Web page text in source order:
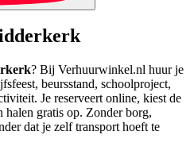
? Bij Verhuurwinkel.nl huur je
beursstand, schoolproject,
Je reserveert online, kiest de
halen gratis op. Zonder borg,
dat je zelf transport hoeft te